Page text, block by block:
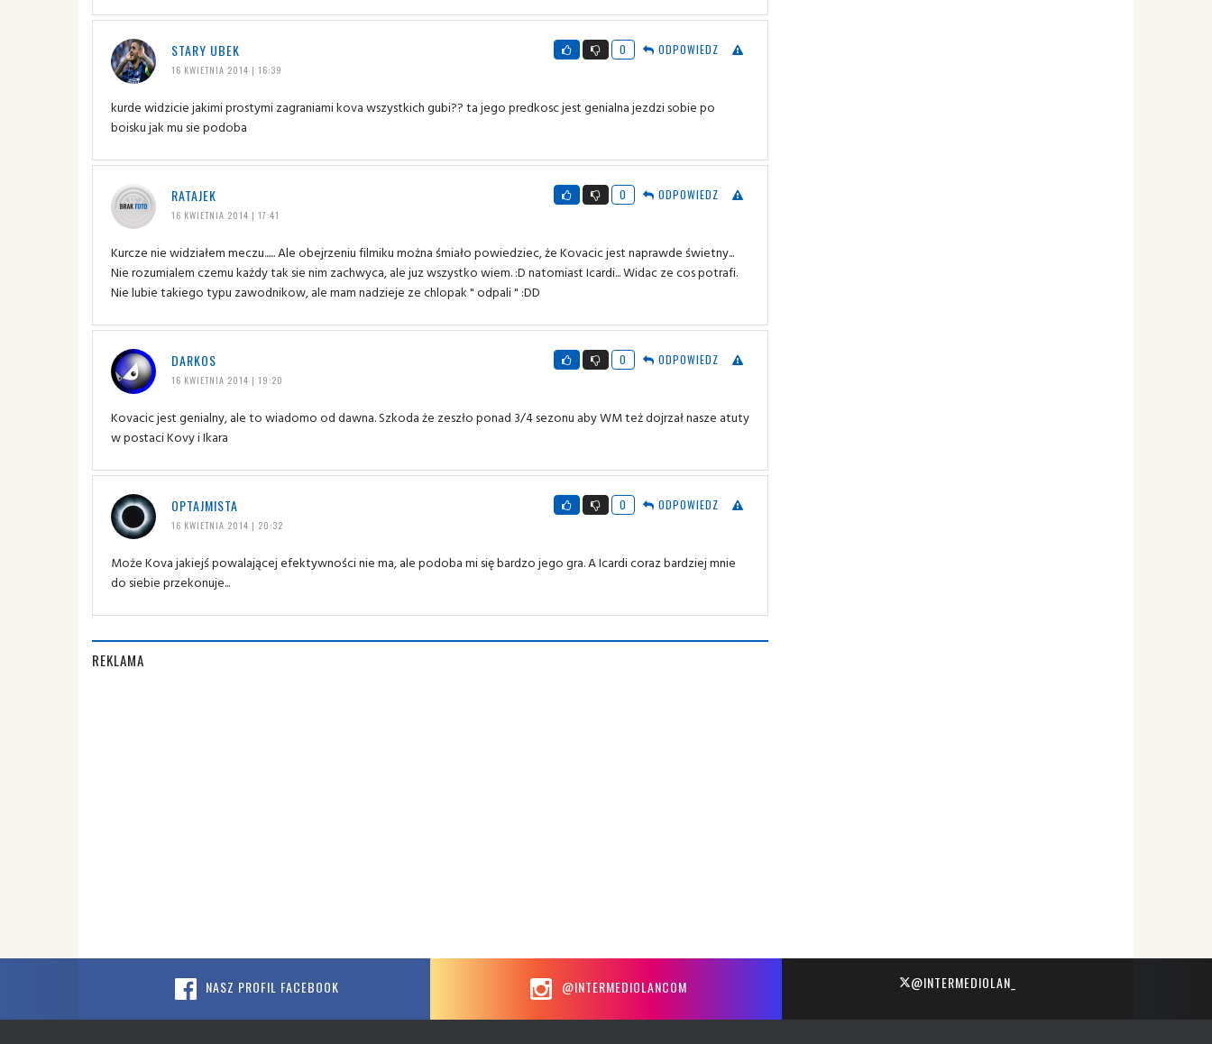
STARY UBEK
16 KWIETNIA 2014 | 16:39
0 ODPOWIEDZ
kurde widzicie jakimi prostymi zagraniami kova wszystkich gubi?? ta jego predkosc jest genialna jezdzi sobie po
boisku jak mu sie podoba
RATAJEK
16 KWIETNIA 2014 | 17:41
0 ODPOWIEDZ
Kurcze nie widziałem meczu...... Ale obejrzeniu filmiku można śmiało powiedziec, że Kovacic jest naprawde świetny...
Nie rozumialem czemu każdy tak sie nim zachwyca, ale juz wszystko wiem. :D natomiast Icardi... Widac ze cos potrafi.
Nie lubie takiego typu zawodnikow, ale mam nadzieje ze chlopak " odpali " :DD
DARKOS
16 KWIETNIA 2014 | 19:20
0 ODPOWIEDZ
Kovacic jest genialny, ale to wiadomo od dawna. Szkoda że zeszło ponad 3/4 sezonu aby WM też dojrzał nasze atuty
w postaci Kovy i Ikara
OPTAJMISTA
16 KWIETNIA 2014 | 20:32
0 ODPOWIEDZ
Może Kova jakiejś powalającej efektywności nie ma, ale podoba mi się bardzo jego gra. A Icardi coraz bardziej mnie
do siebie przekonuje...
REKLAMA
NASZ PROFIL FACEBOOK @INTERMEDIOLANCOM @INTERMEDIOLAN_